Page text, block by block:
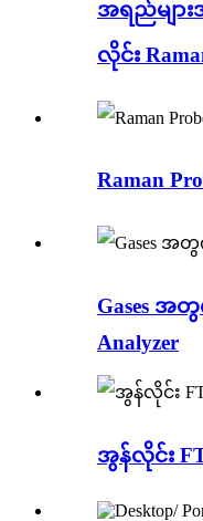
အရည်မျာ
လိုင်း
Raman
Gases အ
Analyzer
အွန်လိုင်း